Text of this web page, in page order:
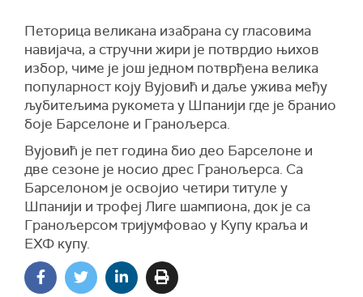
Петорица великана изабрана су гласовима
навијача, а стручни жири је потврдио њихов
избор, чиме је још једном потврђена велика
популарност коју Вујовић и даље ужива међу
љубитељима рукомета у Шпанији где је бранио
боје Барселоне и Гранољерса.
Вујовић је пет година био део Барселоне и
две сезоне је носио дрес Гранољерса. Са
Барселоном је освојио четири титуле у
Шпанији и трофеј Лиге шампиона, док је са
Гранољерсом тријумфовао у Купу краља и
ЕХФ купу.